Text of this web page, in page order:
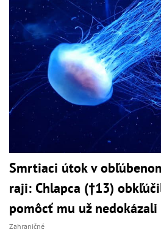
Smrtiaci útok v
raji: Chlapca (†13)
pomôcť mu už nedokázali
Zahraničné